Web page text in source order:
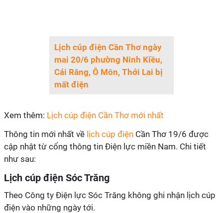
Lịch cúp điện Cần Thơ ngày
mai 20/6 phường Ninh Kiều,
Cái Răng, Ô Môn, Thới Lai bị
mất điện
Xem thêm: Lịch cúp điện Cần Thơ mới nhất
Thông tin mới nhất về lịch cúp điện Cần Thơ 19/6 được
cập nhật từ cổng thông tin Điện lực miền Nam. Chi tiết
như sau:
Lịch cúp điện Sóc Trăng
Theo Công ty Điện lực Sóc Trăng không ghi nhận lịch cúp
điện vào những ngày tới.